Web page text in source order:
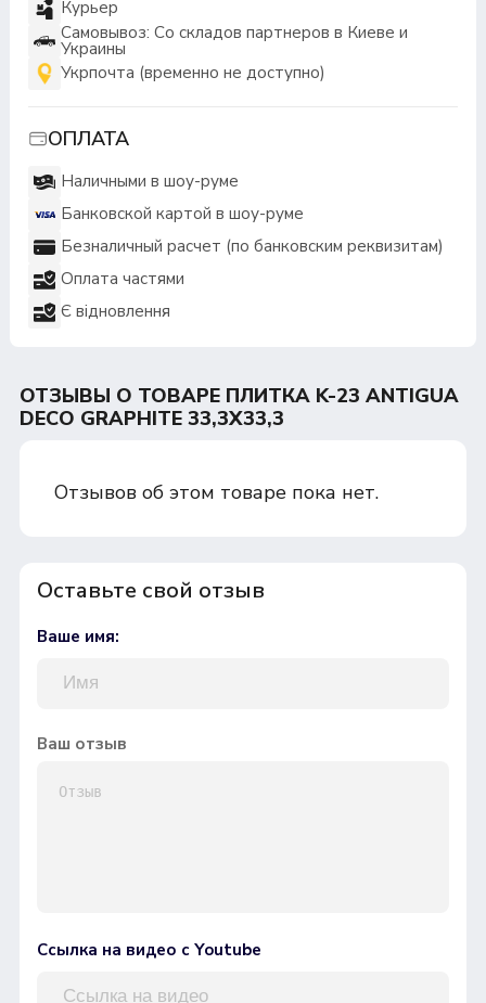
Курьер
Самовывоз: Со складов партнеров в Киеве и
Украины
Укрпочта (временно не доступно)
ОПЛАТА
Наличными в шоу-руме
Банковской картой в шоу-руме
Безналичный расчет (по банковским реквизитам)
Оплата частями
Є відновлення
ОТЗЫВЫ О ТОВАРЕ ПЛИТКА K-23 ANTIGUA
DECO GRAPHITE 33,3Х33,3
Отзывов об этом товаре пока нет.
Оставьте свой отзыв
Ваше имя:
Ваш отзыв
Ссылка на видео с Youtube